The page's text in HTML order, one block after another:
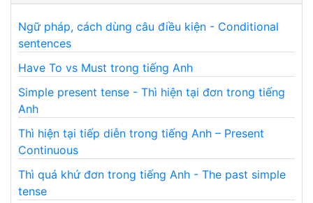
Ngữ pháp, cách dùng câu điều kiện - Conditional
sentences
Have To vs Must trong tiếng Anh
Simple present tense - Thì hiện tại đơn trong tiếng
Anh
Thì hiện tại tiếp diễn trong tiếng Anh – Present
Continuous
Thì quá khứ đơn trong tiếng Anh - The past simple
tense